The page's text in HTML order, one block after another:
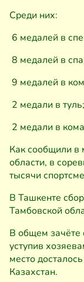
Среди них:
6 медалей в
8 медалей в
9 медалей в
2 медали в туль;
2 медали в
Как сообщили в
области, в
тысячи
В Ташкенте
Тамбовской
В общем зачёте
уступив
место
Казахстан.